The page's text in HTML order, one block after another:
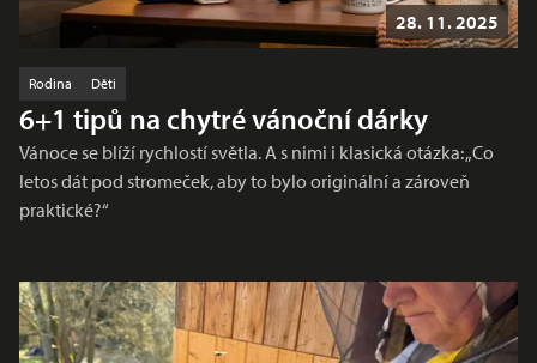
28. 11. 2025
Rodina Děti
6+1 tipů na chytré vánoční dárky
Vánoce se blíží rychlostí světla. A s nimi i klasická otázka: „Co
letos dát pod stromeček, aby to bylo originální a zároveň
praktické?“